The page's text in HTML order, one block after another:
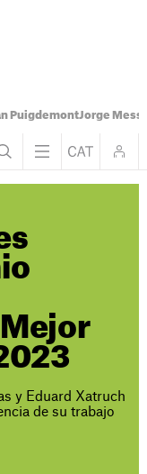
PuigdemontJorge Messi
y Eduard Xatruch
de su trabajo